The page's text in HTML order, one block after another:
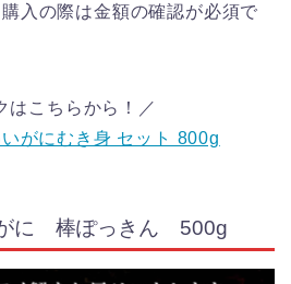
入の際は金額の確認が必須で
はこちらから！／
がにむき身 セット 800g
がに 棒ぽっきん 500g